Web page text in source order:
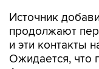
Источник
продолжают
и эти контакты
Ожидается, что